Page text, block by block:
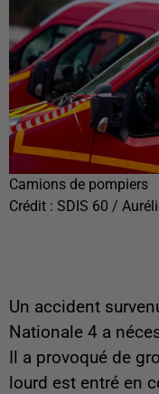
Camions de pompiers
Crédit : SDIS 60 /
Un accident
Nationale 4 a
Il a provoqué de
lourd est entré en